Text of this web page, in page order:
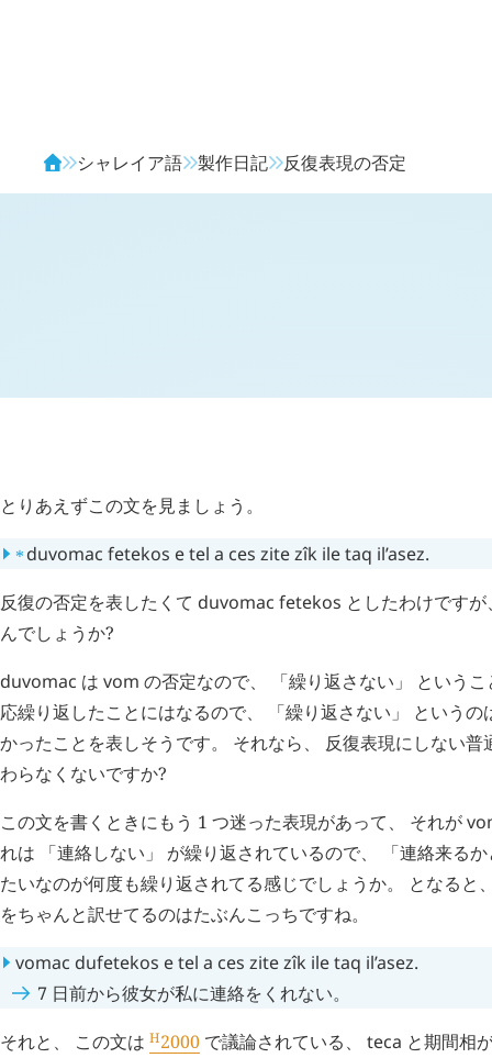
シャレイア語 製作日記 反復表現の否定
とりあえずこの文を見ましょう。
⁎duvomac fetekos etel a ces zitezîk iletaq il’asez.
反復の否定を表したくて duvomac fetekos としたわけです
んでしょうか?
duvomac は vom の否定なので、 「繰り返さない」 という
応繰り返したことにはなるので、 「繰り返さない」 という
かったことを表しそうです。 それなら、 反復表現にしない
わらなくないですか?
この文を書くときにもう 1 つ迷った表現があって、 それが
れは 「連絡しない」 が繰り返されているので、 「連絡来る
たいなのが何度も繰り返されてる感じでしょうか。 となると
をちゃんと訳せてるのはたぶんこっちですね。
vomac dufetekos etel a ces zitezîk iletaq il’asez.
7 日前から彼女が私に連絡をくれない。
それと、 この文は H2000 で議論されている、 teca と期間相